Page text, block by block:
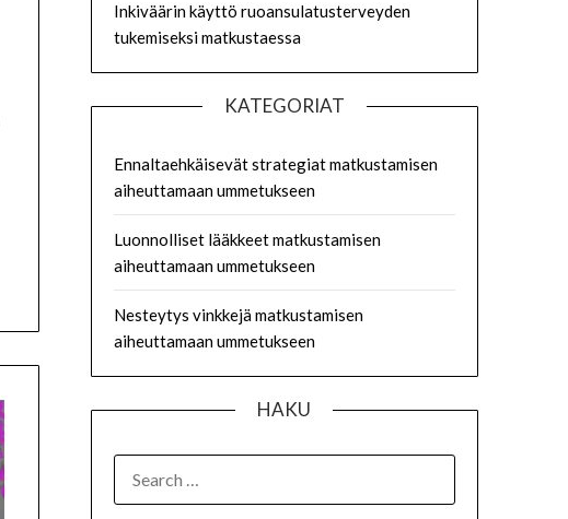
Inkiväärin käyttö ruoansulatusterveyden
tukemiseksi matkustaessa
KATEGORIAT
Ennaltaehkäisevät strategiat matkustamisen
aiheuttamaan ummetukseen
Luonnolliset lääkkeet matkustamisen
aiheuttamaan ummetukseen
Nesteytys vinkkejä matkustamisen
aiheuttamaan ummetukseen
HAKU
FOR: